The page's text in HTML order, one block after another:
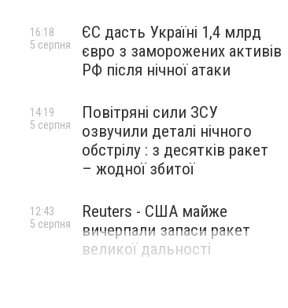
ЄС дасть Україні 1,4 млрд
євро з заморожених активів
РФ після нічної атаки
16:18
5 серпня
Повітряні сили ЗСУ
озвучили деталі нічного
обстрілу : з десятків ракет
– жодної збитої
14:19
5 серпня
Reuters - США майже
вичерпали запаси ракет
великої дальності
12:43
5 серпня